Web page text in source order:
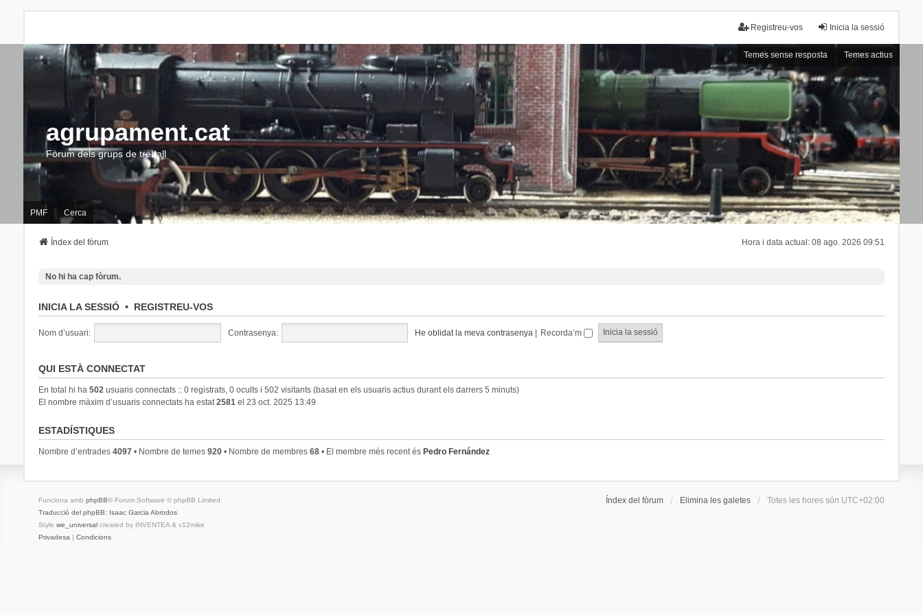
Inicia la sessió
Registreu-vos
Temes sense resposta Temes actius
agrupament.cat
Fòrum dels grups de treball
PMF Cerca
Hora i data actual: 08 ago. 2026 09:51
Índex del fòrum
No hi ha cap fòrum.
INICIA LA SESSIÓ• REGISTREU-VOS
Nom d’usuari: Contrasenya: He oblidat la meva contrasenya Recorda’m
QUI ESTÀ CONNECTAT
En total hi ha 502usuaris connectats :: 0 registrats, 0 ocults i 502 visitants (basat en els usuaris actius durant els darrers 5 minuts)
El nombre màxim d’usuaris connectats ha estat2581el 23 oct. 2025 13:49
ESTADÍSTIQUES
Nombre d’entrades 4097• Nombre de temes 920• Nombre de membres 68• El membre més recent és Pedro Fernández
Índex del fòrum Elimina les galetes Totes les hores són UTC+02:00
Funciona amb phpBB® Forum Software © phpBB Limited
Traducció del phpBB: Isaac Garcia Abrodos
Style we_universalcreated by INVENTEA & v12mike
Privadesa | Condicions